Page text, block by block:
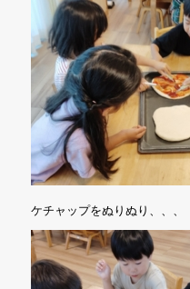
ケチャップをぬりぬり、、、